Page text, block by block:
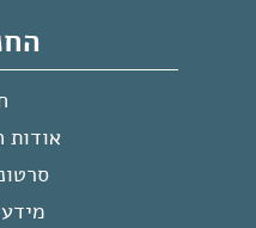
אודות DogTrain